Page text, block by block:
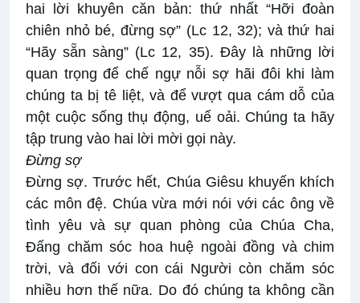
hai lời khuyên căn bản: thứ nhất “Hỡi đoàn
chiên nhỏ bé, đừng sợ” (Lc 12, 32); và thứ hai
“Hãy sẵn sàng” (Lc 12, 35). Đây là những lời
quan trọng để chế ngự nỗi sợ hãi đôi khi làm
chúng ta bị tê liệt, và để vượt qua cám dỗ của
một cuộc sống thụ động, uể oải. Chúng ta hãy
tập trung vào hai lời mời gọi này.
Đừng sợ
Đừng sợ. Trước hết, Chúa Giêsu khuyến khích
các môn đệ. Chúa vừa mới nói với các ông về
tình yêu và sự quan phòng của Chúa Cha,
Đấng chăm sóc hoa huệ ngoài đồng và chim
trời, và đối với con cái Người còn chăm sóc
nhiều hơn thế nữa. Do đó chúng ta không cần